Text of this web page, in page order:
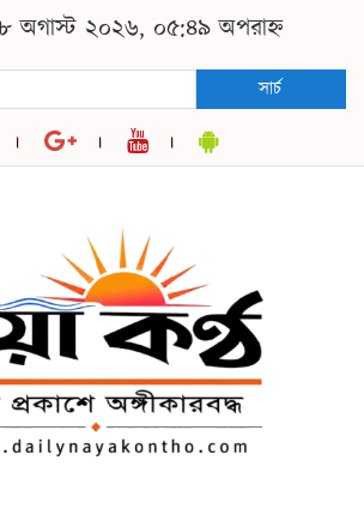
অগাস্ট ২০২৬, ০৫:৪৯ অপরাহ্ন
সার্চ